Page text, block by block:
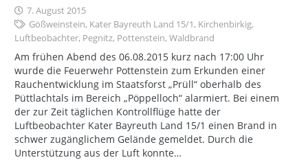
7. August 2015
Gößweinstein, Kater Bayreuth Land 15/1, Kirchenbirkig,
Luftbeobachter, Pegnitz, Pottenstein, Waldbrand
Am frühen Abend des 06.08.2015 kurz nach 17:00 Uhr
wurde die Feuerwehr Pottenstein zum Erkunden einer
Rauchentwicklung im Staatsforst „Prüll“ oberhalb des
Püttlachtals im Bereich „Pöppelloch“ alarmiert. Bei einem
der zur Zeit täglichen Kontrollflüge hatte der
Luftbeobachter Kater Bayreuth Land 15/1 einen Brand in
schwer zugänglichem Gelände gemeldet. Durch die
Unterstützung aus der Luft konnte…